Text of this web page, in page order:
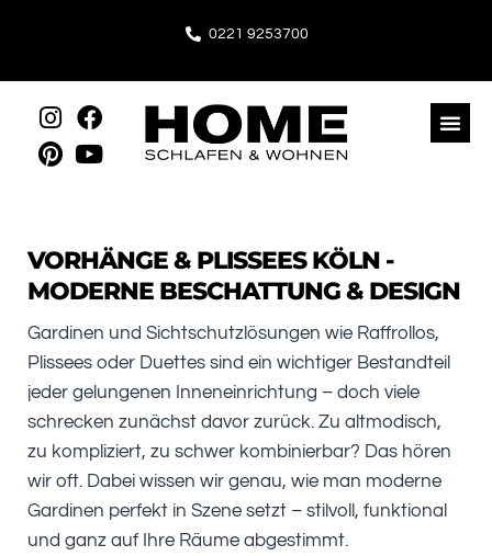
0221 9253700
VORHÄNGE & PLISSEES KÖLN -
MODERNE BESCHATTUNG & DESIGN
Gardinen und Sichtschutzlösungen wie Raffrollos,
Plissees oder Duettes sind ein wichtiger Bestandteil
jeder gelungenen Inneneinrichtung – doch viele
schrecken zunächst davor zurück. Zu altmodisch,
zu kompliziert, zu schwer kombinierbar? Das hören
wir oft. Dabei wissen wir genau, wie man moderne
Gardinen perfekt in Szene setzt – stilvoll, funktional
und ganz auf Ihre Räume abgestimmt.